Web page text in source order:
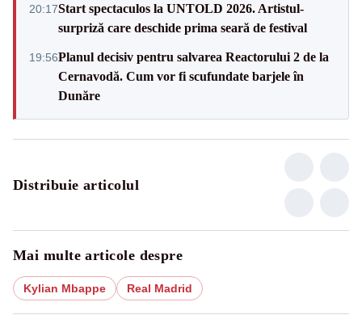
20:17Start spectaculos la UNTOLD 2026. Artistul-
surpriză care deschide prima seară de festival
19:56Planul decisiv pentru salvarea Reactorului 2 de la
Cernavodă. Cum vor fi scufundate barjele în
Dunăre
Distribuie articolul
Mai multe articole despre
Kylian Mbappe Real Madrid